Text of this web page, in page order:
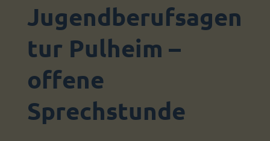
Jugendberufsagen
tur Pulheim –
offene
Sprechstunde